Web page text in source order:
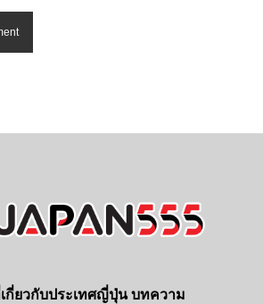
เกี่ยวกับประเทศญี่ปุ่น บทความ